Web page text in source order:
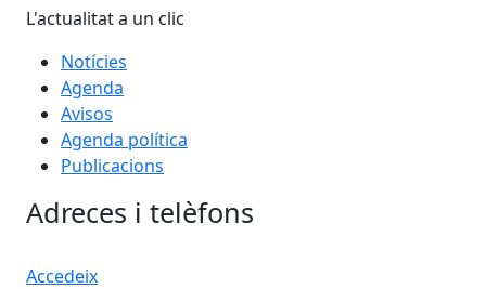
L'actualitat a un clic
Notícies
Agenda
Avisos
Agenda política
Publicacions
Adreces i telèfons
Accedeix